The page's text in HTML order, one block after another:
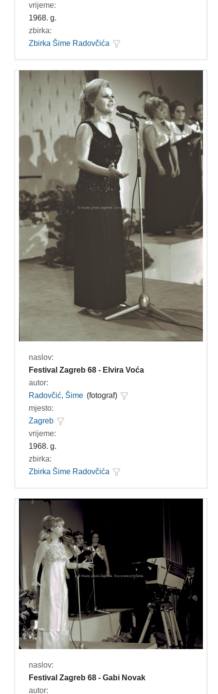
vrijeme:
1968. g.
zbirka:
Zbirka Šime Radovčića
naslov:
Festival Zagreb 68 - Elvira Voća
autor:
Radovčić, Šime (fotograf)
mjesto:
Zagreb
vrijeme:
1968. g.
zbirka:
Zbirka Šime Radovčića
naslov:
Festival Zagreb 68 - Gabi Novak
autor: